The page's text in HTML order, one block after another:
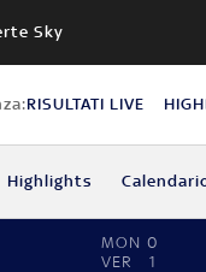
Sky
RISULTATI LIVE
Highlights
MON 0
VER
1